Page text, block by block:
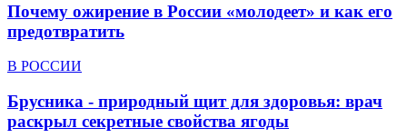
Почему ожирение в России «молодеет» и как его
предотвратить
В РОССИИ
Брусника - природный щит для здоровья: врач
раскрыл секретные свойства ягоды